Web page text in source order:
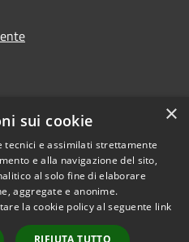
Copyright © 2026 • Comune di
Olmo al Brembo • Powered by
Municipium• Accesso
×
sui cookie
tecnici e assimilati strettamente
e alla navigazione del sito,
al solo fine di elaborare
aggregate e anonime.
la cookie policy al seguente link
RIFIUTA TUTTO